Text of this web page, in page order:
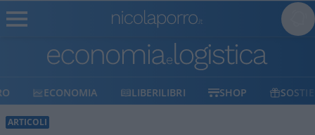
ECONOMIA LIBERILIBRI SHOP SOSTIENICI
ARTICOLI